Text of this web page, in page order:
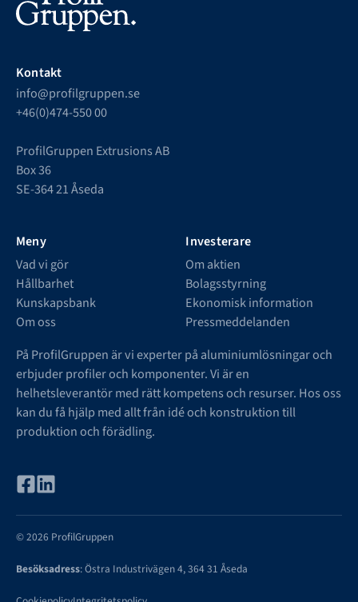
Kontakt
info@profilgruppen.se
+46(0)474-550 00
ProfilGruppen Extrusions AB
Box 36
SE-364 21 Åseda
Meny
Vad vi gör
Hållbarhet
Kunskapsbank
Om oss
Investerare
Om aktien
Bolagsstyrning
Ekonomisk information
Pressmeddelanden
På ProfilGruppen är vi experter på aluminiumlösningar och
erbjuder profiler och komponenter. Vi är en
helhetsleverantör med rätt kompetens och resurser. Hos oss
kan du få hjälp med allt från idé och konstruktion till
produktion och förädling.
© 2026 ProfilGruppen
Besöksadress: Östra Industrivägen 4, 364 31 Åseda